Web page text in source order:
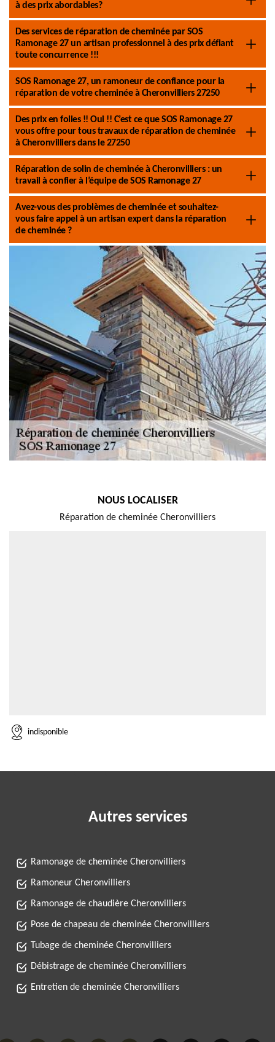
à des prix abordables?
Des services de réparation de cheminée par SOS
Ramonage 27 un artisan professionnel à des prix défiant
toute concurrence !!!
SOS Ramonage 27, un ramoneur de confiance pour la
réparation de votre cheminée à Cheronvilliers 27250
Des prix en folies !! Oui !! C’est ce que SOS Ramonage 27
vous offre pour tous travaux de réparation de cheminée
à Cheronvilliers dans le 27250
Réparation de solin de cheminée à Cheronvilliers : un
travail à confier à l’équipe de SOS Ramonage 27
Avez-vous des problèmes de cheminée et souhaitez-
vous faire appel à un artisan expert dans la réparation
de cheminée ?
NOUS LOCALISER
Réparation de cheminée Cheronvilliers
indisponible
Autres services
Ramonage de cheminée Cheronvilliers
Ramoneur Cheronvilliers
Ramonage de chaudière Cheronvilliers
Pose de chapeau de cheminée Cheronvilliers
Tubage de cheminée Cheronvilliers
Débistrage de cheminée Cheronvilliers
Entretien de cheminée Cheronvilliers